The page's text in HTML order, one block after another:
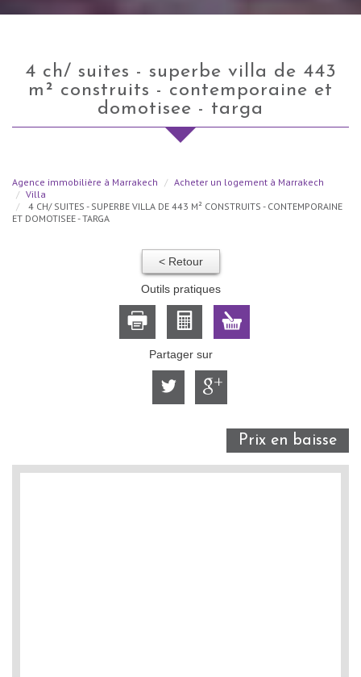
4 ch/ suites - superbe villa de 443
m² construits - contemporaine et
domotisee - targa
Agence immobilière à Marrakech
Acheter un logement à Marrakech
Villa
4 CH/ SUITES - SUPERBE VILLA DE 443 M² CONSTRUITS - CONTEMPORAINE
ET DOMOTISEE - TARGA
< Retour
Outils pratiques
Partager sur
Prix en baisse